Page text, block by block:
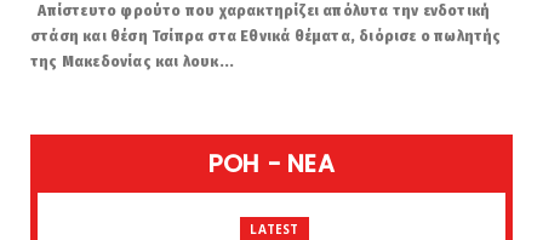
Απίστευτο φρούτο που χαρακτηρίζει απόλυτα την ενδοτική
στάση και θέση Τσίπρα στα Εθνικά θέματα, διόρισε ο πωλητής
της Μακεδονίας και λουκ...
POH - NEA
LATEST